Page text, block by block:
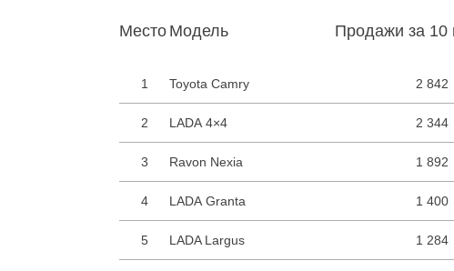
Место Модель Продажи за 10
1 Toyota Camry 2 842
2 LADA 4×4 2 344
3 Ravon Nexia 1 892
4 LADA Granta 1 400
5 LADA Largus 1 284